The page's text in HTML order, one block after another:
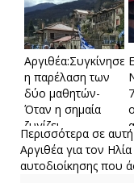
επίκεντρο
Αργιθέα:Συγκίνησε
η παρέλαση των
δύο μαθητών-
Όταν η σημαία
ζυγίζει
περισσότερο από
την εγκατάλειψη
Περισσότερα σε
Αργιθέα για τον
αυτοδιοίκησης που